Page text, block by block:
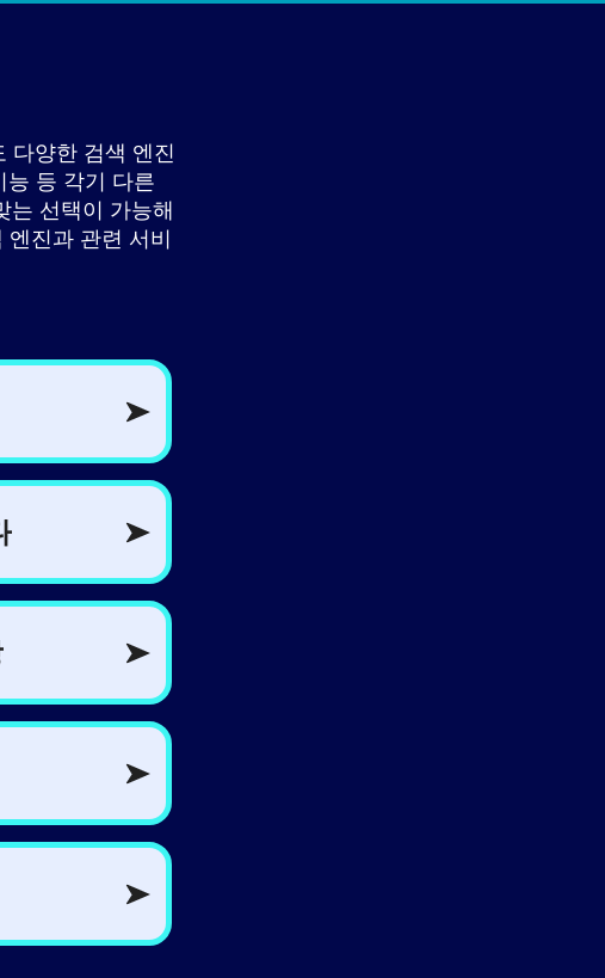
다양한 검색 엔진
능 등 각기 다른
는 선택이 가능해
진과 관련 서비